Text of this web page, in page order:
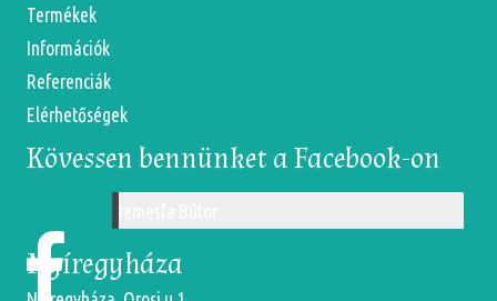
Termékek
Információk
Referenciák
Elérhetőségek
Kövessen bennünket a Facebook-on
Nyíregyháza